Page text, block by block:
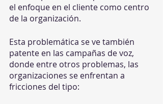
el enfoque en el cliente como centro
de la organización.
Esta problemática se ve también
patente en las campañas de voz,
donde entre otros problemas, las
organizaciones se enfrentan a
fricciones del tipo: